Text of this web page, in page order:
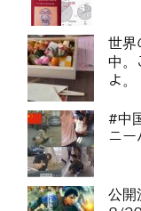
世界
中。
よ。
#中
ニー
公開